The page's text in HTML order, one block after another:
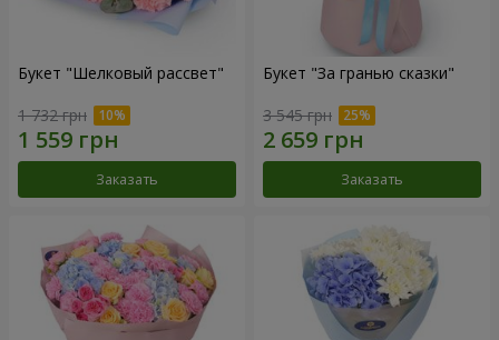
Букет "Шелковый рассвет"
1 732 грн
Заказать
Букет "За гранью сказки"
3 545 грн
Заказать